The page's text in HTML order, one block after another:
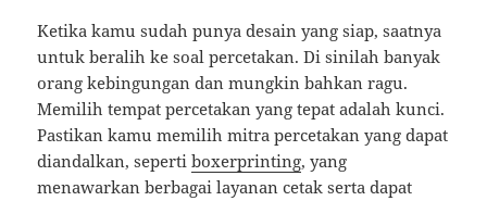
Ketika kamu sudah punya desain yang siap, saatnya
untuk beralih ke soal percetakan. Di sinilah banyak
orang kebingungan dan mungkin bahkan ragu.
Memilih tempat percetakan yang tepat adalah kunci.
Pastikan kamu memilih mitra percetakan yang dapat
diandalkan, sepertiboxerprinting, yang
menawarkan berbagai layanan cetak serta dapat